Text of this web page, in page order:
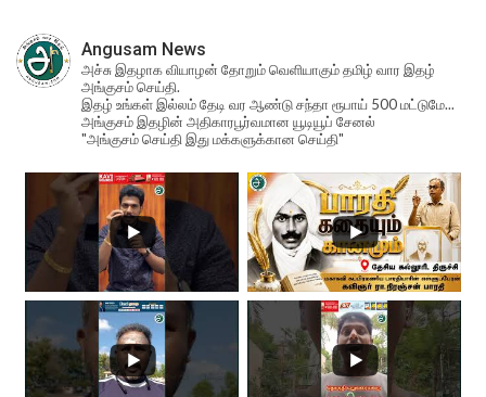
Angusam News
அச்சு இதழாக வியாழன் தோறும் வெளியாகும் தமிழ் வார இதழ்
அங்குசம் செய்தி.
இதழ் உங்கள் இல்லம் தேடி வர ஆண்டு சந்தா ரூபாய் 500 மட்டுமே...
அங்குசம் இதழின் அதிகாரபூர்வமான யூடியூப் சேனல்
"அங்குசம் செய்தி இது மக்களுக்கான செய்தி"